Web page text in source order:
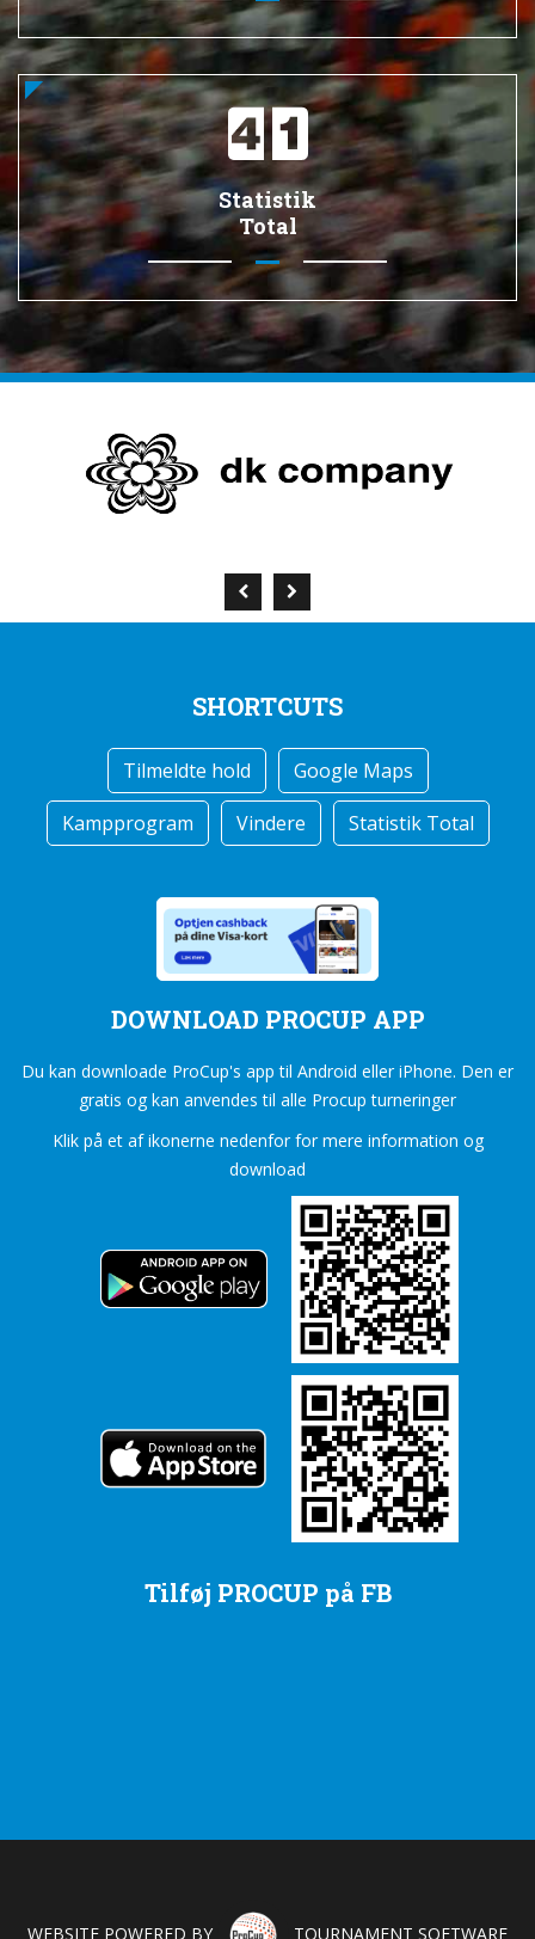
Statistik
Total
SHORTCUTS
Tilmeldte hold
Google Maps
Kampprogram
Vindere Statistik Total
DOWNLOAD PROCUP APP
Du kan downloade ProCup's app til Android eller iPhone. Den er
gratis og kan anvendes til alle Procup turneringer
Klik på et af ikonerne nedenfor for mere information og
download
Tilføj PROCUP på FB
WEBSITE POWERED BY TOURNAMENT SOFTWARE